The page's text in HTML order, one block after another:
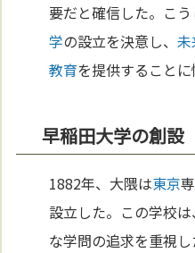
要だと確信した。こ
学の設立を決意し、未
教育を提供することに
早稲田大学の創設
1882年、大隈は東京
設立した。この学校
な学問の追求を重視